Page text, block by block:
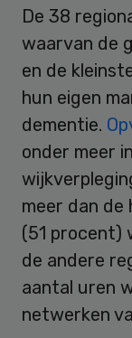
De 38
waarvan de
en de
hun eigen
dementie.
onder meer
meer dan
(51 procent)
de andere
aantal uren
netwerken